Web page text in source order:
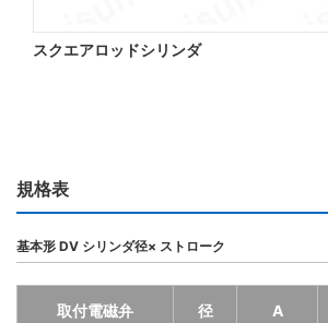
スクエアロッドシリンダ
規格表
基本形 DV シリンダ径× ストローク
取付電磁弁 径 A